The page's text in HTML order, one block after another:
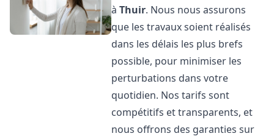
àThuir. Nous nous assurons
que les travaux soient réalisés
dans les délais les plus brefs
possible, pour minimiser les
perturbations dans votre
quotidien. Nos tarifs sont
compétitifs et transparents, et
nous offrons des garanties sur